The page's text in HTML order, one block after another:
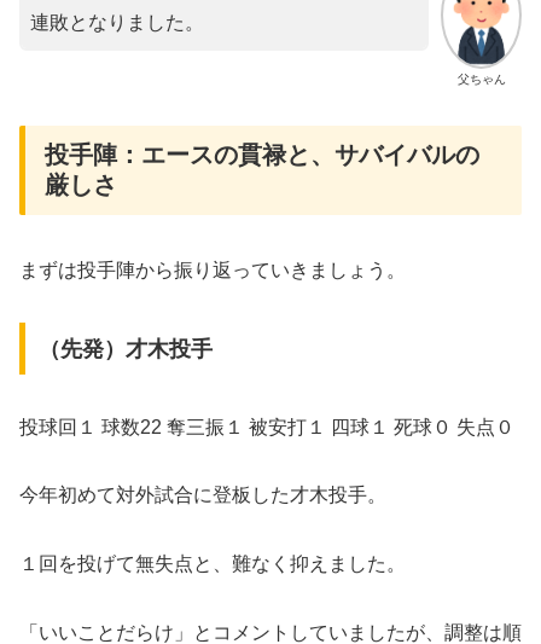
父ちゃん
連敗となりました。
投手陣：エースの貫禄と、サバイバルの
厳しさ
まずは投手陣から振り返っていきましょう。
（先発）才木投手
投球回１ 球数22 奪三振１ 被安打１ 四球１ 死球０ 失点０
今年初めて対外試合に登板した才木投手。
１回を投げて無失点と、難なく抑えました。
「いいことだらけ」とコメントしていましたが、調整は順